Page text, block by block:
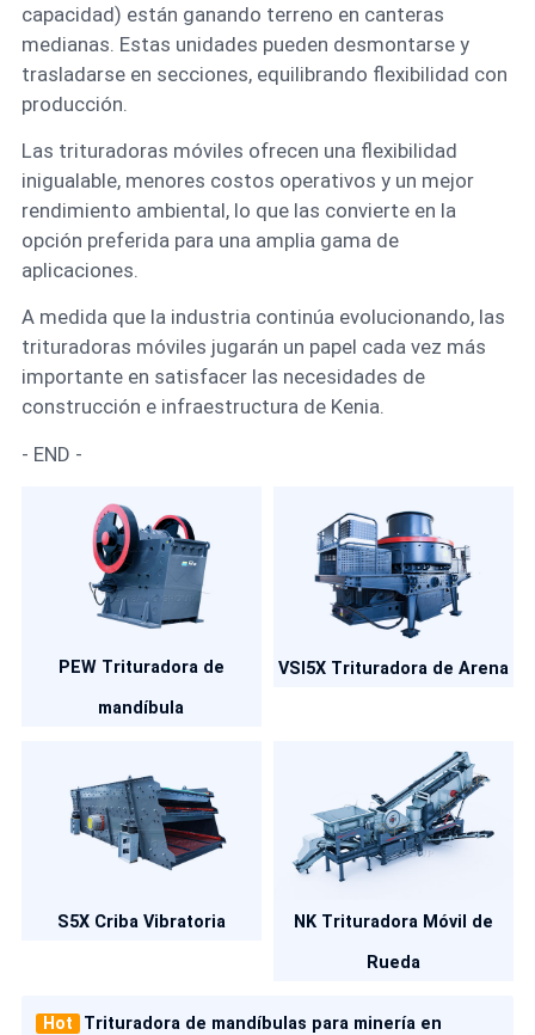
capacidad) están ganando terreno en canteras
medianas. Estas unidades pueden desmontarse y
trasladarse en secciones, equilibrando flexibilidad con
producción.
Las trituradoras móviles ofrecen una flexibilidad
inigualable, menores costos operativos y un mejor
rendimiento ambiental, lo que las convierte en la
opción preferida para una amplia gama de
aplicaciones.
A medida que la industria continúa evolucionando, las
trituradoras móviles jugarán un papel cada vez más
importante en satisfacer las necesidades de
construcción e infraestructura de Kenia.
- END -
PEW Trituradora de
mandíbula
VSI5X Trituradora de Arena
S5X Criba Vibratoria
NK Trituradora Móvil de
Rueda
Hot
Trituradora de mandíbulas para minería en